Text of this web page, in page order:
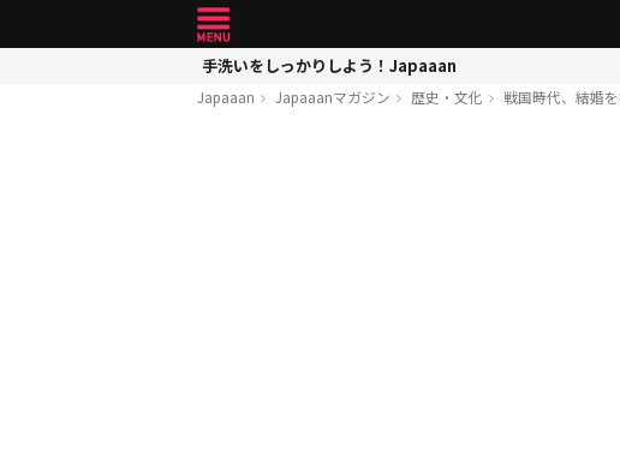
手洗いをしっかりしよう！Japaaan
Japaaan Japaaanマガジン 歴史・文化 戦国時代、結婚